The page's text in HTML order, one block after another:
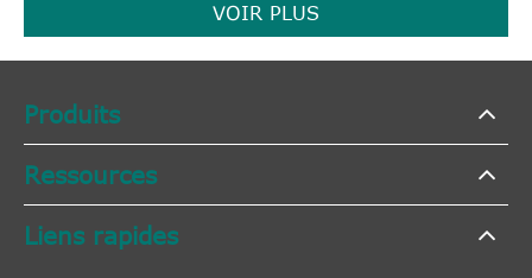
VOIR PLUS
Produits
Ressources
Liens rapides